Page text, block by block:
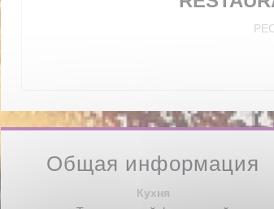
Общая информация
Кухня